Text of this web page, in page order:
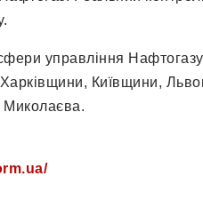
управління
Київщини,
Миколаєва.